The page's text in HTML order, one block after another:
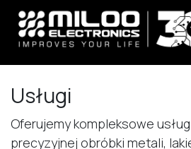
Skip to Content
Usługi
Oferujemy kompleksowe
precyzyjnej obróbki metali,